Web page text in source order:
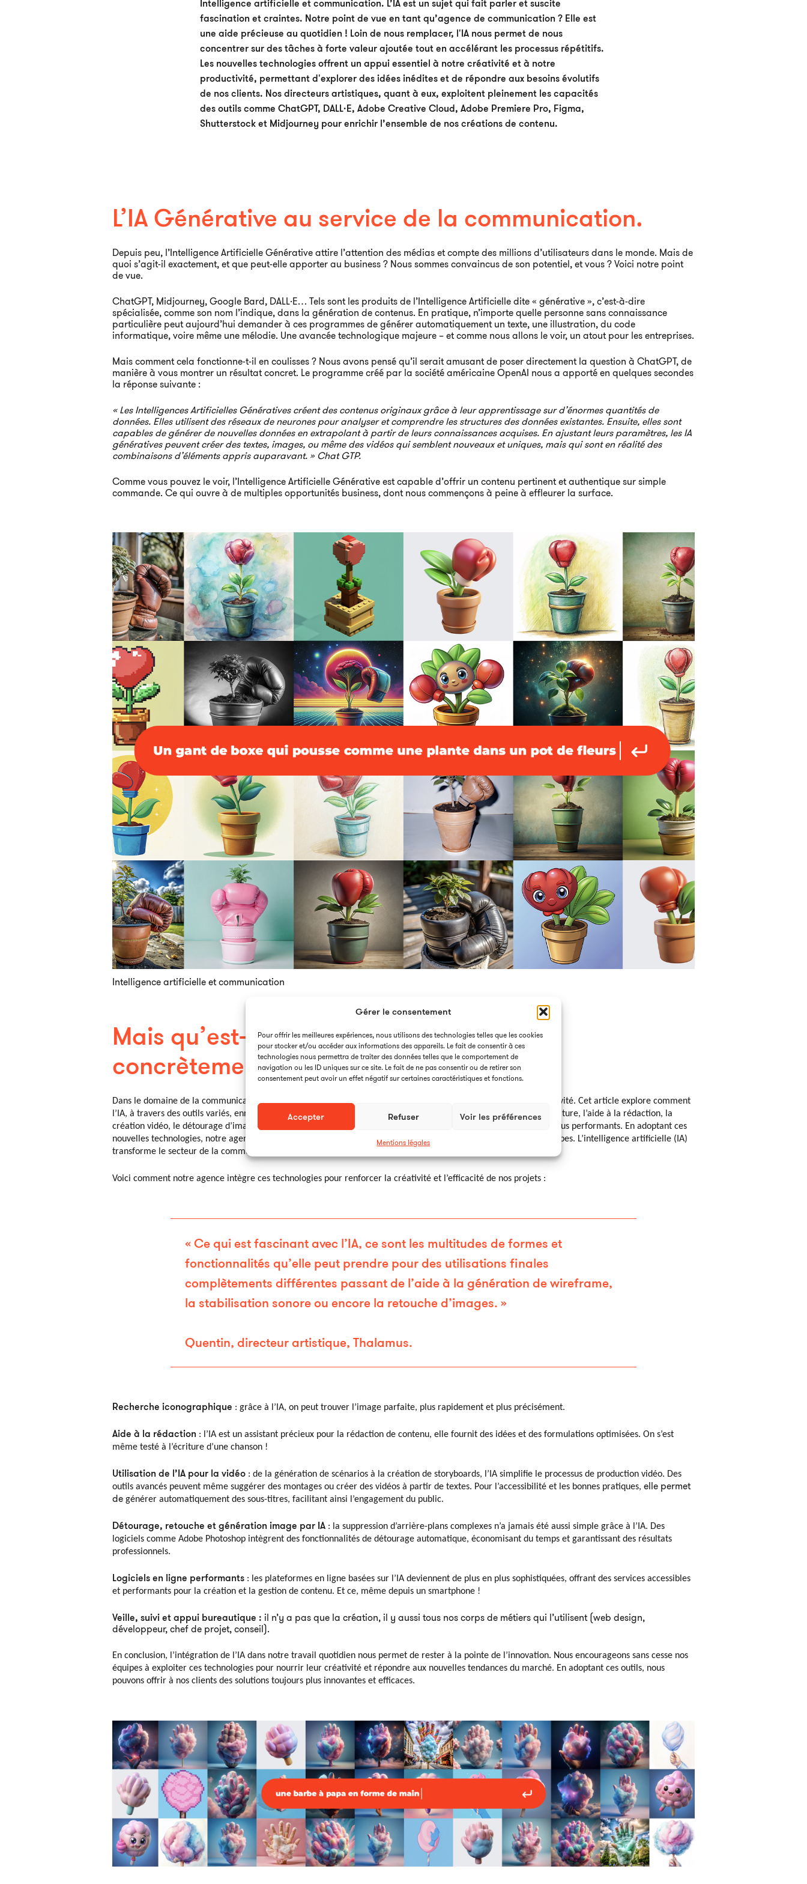
Gérer le consentement
Pour offrir les meilleures expériences, nous utilisons des technologies telles que les cookies
pour stocker et/ou accéder aux informations des appareils. Le fait de consentir à ces
technologies nous permettra de traiter des données telles que le comportement de
navigation ou les ID uniques sur ce site. Le fait de ne pas consentir ou de retirer son
consentement peut avoir un effet négatif sur certaines caractéristiques et fonctions.
Accepter Refuser Voir les préférences
Mentions légales
Intelligence artificielle et communication. L’IA est un sujet qui fait parler et suscite
fascination et craintes. Notre point de vue en tant qu’agence de communication ? Elle est
une aide précieuse au quotidien ! Loin de nous remplacer, l'IA nous permet de nous
concentrer sur des tâches à forte valeur ajoutée tout en accélérant les processus répétitifs.
Les nouvelles technologies offrent un appui essentiel à notre créativité et à notre
productivité, permettant d'explorer des idées inédites et de répondre aux besoins évolutifs
de nos clients. Nos directeurs artistiques, quant à eux, exploitent pleinement les capacités
des outils comme ChatGPT, DALL·E, Adobe Creative Cloud, Adobe Premiere Pro, Figma,
Shutterstock et Midjourney pour enrichir l’ensemble de nos créations de contenu.
L’IA Générative au service de la communication.
Depuis peu, l’Intelligence Artificielle Générative attire l’attention des médias et compte des millions d’utilisateurs dans le monde. Mais de
quoi s’agit-il exactement, et que peut-elle apporter au business ? Nous sommes convaincus de son potentiel, et vous ? Voici notre point
de vue.
ChatGPT, Midjourney, Google Bard, DALL·E… Tels sont les produits de l’Intelligence Artificielle dite « générative », c’est-à-dire
spécialisée, comme son nom l’indique, dans la génération de contenus. En pratique, n’importe quelle personne sans connaissance
particulière peut aujourd’hui demander à ces programmes de générer automatiquement un texte, une illustration, du code
informatique, voire même une mélodie. Une avancée technologique majeure – et comme nous allons le voir, un atout pour les entreprises.
Mais comment cela fonctionne-t-il en coulisses ? Nous avons pensé qu’il serait amusant de poser directement la question à ChatGPT, de
manière à vous montrer un résultat concret. Le programme créé par la société américaine OpenAI nous a apporté en quelques secondes
la réponse suivante :
« Les Intelligences Artificielles Génératives créent des contenus originaux grâce à leur apprentissage sur d’énormes quantités de
données. Elles utilisent des réseaux de neurones pour analyser et comprendre les structures des données existantes. Ensuite, elles sont
capables de générer de nouvelles données en extrapolant à partir de leurs connaissances acquises. En ajustant leurs paramètres, les IA
génératives peuvent créer des textes, images, ou même des vidéos qui semblent nouveaux et uniques, mais qui sont en réalité des
combinaisons d’éléments appris auparavant. » Chat GTP.
Comme vous pouvez le voir, l’Intelligence Artificielle Générative est capable d’offrir un contenu pertinent et authentique sur simple
commande. Ce qui ouvre à de multiples opportunités business, dont nous commençons à peine à effleurer la surface.
Intelligence artificielle et communication
Mais qu’est-ce que notre studio 360° fait
concrètement avec l’IA ?
Dans le domaine de la communication, l’Intelligence Artificielle (IA) révolutionne nos pratiques et stimule la créativité. Cet article explore comment
l’IA, à travers des outils variés, enrichit notre travail quotidien. Que ce soit pour la recherche iconographique, l’écriture, l’aide à la rédaction, la
création vidéo, le détourage d’images, ou l’ajout de sous-titres, les logiciels basés sur l’IA se montrent de plus en plus performants. En adoptant ces
nouvelles technologies, notre agence reste à la pointe des tendances et encourage l’innovation au sein de nos équipes. L’intelligence artificielle (IA)
transforme le secteur de la communication, ouvrant des possibilités inédites pour les professionnels du domaine.
Voici comment notre agence intègre ces technologies pour renforcer la créativité et l’efficacité de nos projets :
« Ce qui est fascinant avec l’IA, ce sont les multitudes de formes et
fonctionnalités qu’elle peut prendre pour des utilisations finales
complètements différentes passant de l’aide à la génération de wireframe,
la stabilisation sonore ou encore la retouche d’images. »
Quentin, directeur artistique, Thalamus.
Recherche iconographique : grâce à l’IA, on peut trouver l’image parfaite, plus rapidement et plus précisément.
Aide à la rédaction : l’IA est un assistant précieux pour la rédaction de contenu, elle fournit des idées et des formulations optimisées. On s’est
même testé à l’écriture d’une chanson !
Utilisation de l’IA pour la vidéo : de la génération de scénarios à la création de storyboards, l’IA simplifie le processus de production vidéo. Des
outils avancés peuvent même suggérer des montages ou créer des vidéos à partir de textes. Pour l’accessibilité et les bonnes pratiques,elle permet
degénérer automatiquement des sous-titres, facilitant ainsi l’engagement du public.
Détourage, retouche et génération image par IA : la suppression d’arrière-plans complexes n’a jamais été aussi simple grâce à l’IA. Des
logiciels comme Adobe Photoshop intègrent des fonctionnalités de détourage automatique, économisant du temps et garantissant des résultats
professionnels.
Logiciels en ligne performants : les plateformes en ligne basées sur l’IA deviennent de plus en plus sophistiquées, offrant des services accessibles
et performants pour la création et la gestion de contenu. Et ce, même depuis un smartphone !
Veille, suivi et appui bureautique : il n’y a pas que la création, il y aussi tous nos corps de métiers qui l’utilisent (web design,
développeur, chef de projet, conseil).
En conclusion, l’intégration de l’IA dans notre travail quotidien nous permet de rester à la pointe de l’innovation. Nous encourageons sans cesse nos
équipes à exploiter ces technologies pour nourrir leur créativité et répondre aux nouvelles tendances du marché. En adoptant ces outils, nous
pouvons offrir à nos clients des solutions toujours plus innovantes et efficaces.